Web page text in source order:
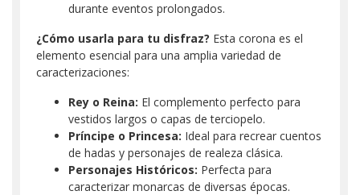
durante eventos prolongados.
¿Cómo usarla para tu disfraz? Esta corona es el
elemento esencial para una amplia variedad de
caracterizaciones:
Rey o Reina: El complemento perfecto para
vestidos largos o capas de terciopelo.
Príncipe o Princesa: Ideal para recrear cuentos
de hadas y personajes de realeza clásica.
Personajes Históricos: Perfecta para
caracterizar monarcas de diversas épocas.